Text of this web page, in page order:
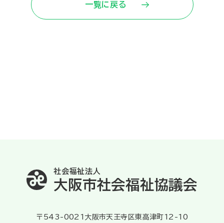
一覧に戻る
社会福祉法人
大阪市社会福祉協議会
〒543-0021大阪市天王寺区東高津町12-10